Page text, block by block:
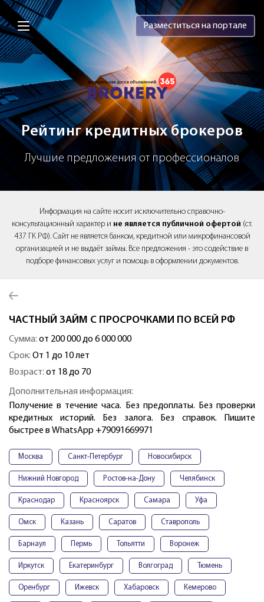
Brokery365 - Рейтинг кредитных
Разместиться на портале
Рейтинг кредитных брокеров
Лучшие предложения от профессионалов
Информация на сайте носит исключительно справочно-
консультационный характер и не является публичной офертой (ст.
437 ГК РФ). Сайт не является банком, кредитной или микрофинансовой
организацией и не выдаёт займы. Все предложения - это содействие в
подборе финансовых услуг и помощь в оформлении документов.
ЧАСТНЫЙ ЗАЙМ С ПРОСРОЧКАМИ ПО ВСЕЙ РФ
Сумма: от 200 000 до 6 000 000
Срок: От 1 до 10 лет
Возраст: от 18 до 70
Дополнительная информация:
Получение в течение часа. Без предоплаты. Без проверки
кредитных историй. Без залога. Без справок. Пишите
быстрее в WhatsApp +79091669971
Москва Санкт-Петербург Новосибирск
Нижний Новгород Ростов-на-Дону Челябинск
Краснодар Красноярск Самара Уфа
Омск Казань Саратов Ставрополь
Барнаул Пермь Тольятти Воронеж
Иркутск Екатеринбург Волгоград Тюмень
Оренбург Ижевск Хабаровск Кемерово